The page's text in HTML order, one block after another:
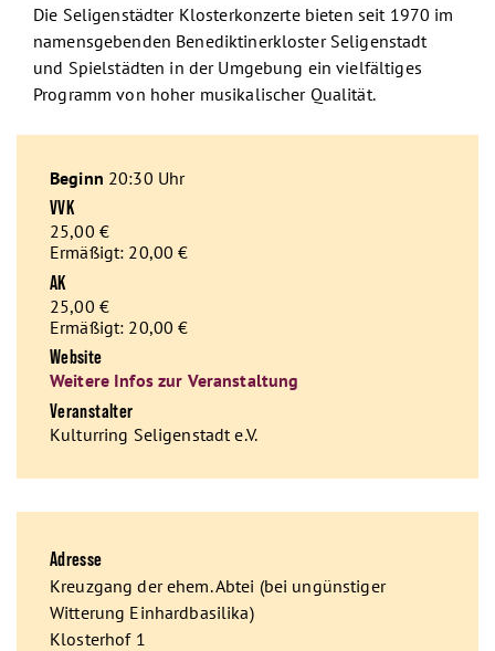
Die Seligenstädter Klosterkonzerte bieten seit 1970 im
namensgebenden Benediktinerkloster Seligenstadt
und Spielstädten in der Umgebung ein vielfältiges
Programm von hoher musikalischer Qualität.
Beginn 20:30 Uhr
VVK
25,00 €
Ermäßigt: 20,00 €
AK
25,00 €
Ermäßigt: 20,00 €
Website
Weitere Infos zur Veranstaltung
Veranstalter
Kulturring Seligenstadt e.V.
Adresse
Kreuzgang der ehem. Abtei (bei ungünstiger
Witterung Einhardbasilika)
Klosterhof 1